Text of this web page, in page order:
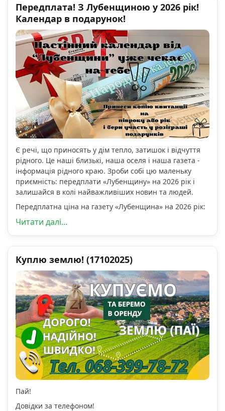
Передплата! З Лубенщиною у 2026 рік!
Календар в подарунок!
Є речі, що приносять у дім тепло, затишок і відчуття
рідного. Це наші близькі, наша оселя і наша газета -
інформація рідного краю. Зроби собі цю маленьку
приємність: передплати «Лубенщину» на 2026 рік і
залишайся в колі найважливіших новин та людей.
Передплатна ціна на газету «Лубенщина» на 2026 рік:
Читати далі...
Куплю землю! (17102025)
Пай!
Довідки за телефоном!